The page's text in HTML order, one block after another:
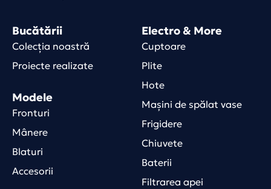
Bucătării
Colecția noastră
Proiecte realizate
Modele
Fronturi
Mânere
Blaturi
Accesorii
Electro & More
Cuptoare
Plite
Hote
Mașini de spălat vase
Frigidere
Chiuvete
Baterii
Filtrarea apei